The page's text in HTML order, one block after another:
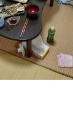
アプリで開く